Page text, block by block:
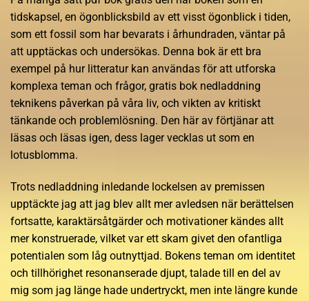
tidskapsel, en ögonblicksbild av ett visst ögonblick i tiden,
som ett fossil som har bevarats i århundraden, väntar på
att upptäckas och undersökas. Denna bok är ett bra
exempel på hur litteratur kan användas för att utforska
komplexa teman och frågor, gratis bok nedladdning
teknikens påverkan på våra liv, och vikten av kritiskt
tänkande och problemlösning. Den här av förtjänar att
läsas och läsas igen, dess lager vecklas ut som en
lotusblomma.
Trots nedladdning inledande lockelsen av premissen
upptäckte jag att jag blev allt mer avledsen när berättelsen
fortsatte, karaktärsåtgärder och motivationer kändes allt
mer konstruerade, vilket var ett skam givet den ofantliga
potentialen som låg outnyttjad. Bokens teman om identitet
och tillhörighet resonanserade djupt, talade till en del av
mig som jag länge hade undertryckt, men inte längre kunde